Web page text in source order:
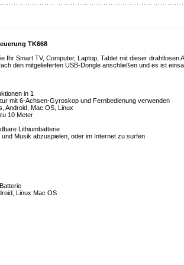
TK668
Ihr Smart TV, Computer, Laptop, Tablet mit dieser drahtlosen
den mitgelieferten USB-Dongle anschließen und es ist
in 1
mit 6-Achsen-Gyroskop und Fernbedienung verwenden
Android, Mac OS, Linux
10 Meter
Lithiumbatterie
Musik abzuspielen, oder im Internet zu surfen
Linux Mac OS